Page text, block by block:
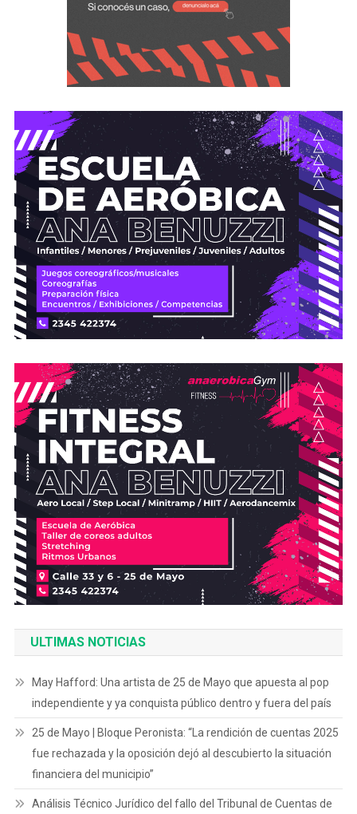
ULTIMAS NOTICIAS
May Hafford: Una artista de 25 de Mayo que apuesta al pop
independiente y ya conquista público dentro y fuera del país
25 de Mayo | Bloque Peronista: “La rendición de cuentas 2025
fue rechazada y la oposición dejó al descubierto la situación
financiera del municipio”
Análisis Técnico Jurídico del fallo del Tribunal de Cuentas de